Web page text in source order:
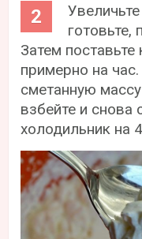
готовьте,
Затем
примерно на
сметанную
взбейте и снова
холодильник на